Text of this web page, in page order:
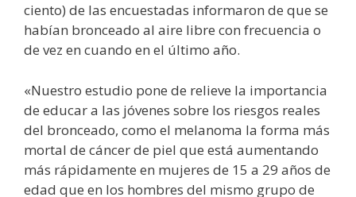
ciento) de las encuestadas informaron de que se
habían bronceado al aire libre con frecuencia o
de vez en cuando en el último año.
«Nuestro estudio pone de relieve la importancia
de educar a las jóvenes sobre los riesgos reales
del bronceado, como el melanoma la forma más
mortal de cáncer de piel que está aumentando
más rápidamente en mujeres de 15 a 29 años de
edad que en los hombres del mismo grupo de